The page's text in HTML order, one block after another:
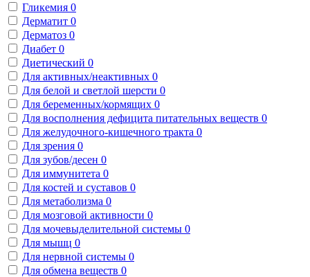
Гликемия 0
Дерматит 0
Дерматоз 0
Диабет 0
Диетический 0
Для активных/неактивных 0
Для белой и светлой шерсти 0
Для беременных/кормящих 0
Для восполнения дефицита питательных веществ 0
Для желудочного-кишечного тракта 0
Для зрения 0
Для зубов/десен 0
Для иммунитета 0
Для костей и суставов 0
Для метаболизма 0
Для мозговой активности 0
Для мочевыделительной системы 0
Для мышц 0
Для нервной системы 0
Для обмена веществ 0